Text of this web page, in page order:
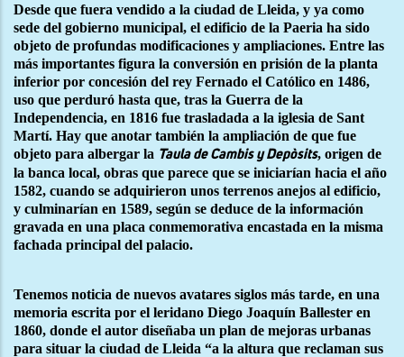
Desde que fuera vendido a la ciudad de Lleida, y ya como
sede del gobierno municipal, el edificio de la Paeria ha sido
objeto de profundas modificaciones y ampliaciones. Entre las
más importantes figura la conversión en prisión de la planta
inferior por concesión del rey Fernado el Católico en 1486,
uso que perduró hasta que, tras la Guerra de la
Independencia, en 1816 fue trasladada a la iglesia de Sant
Martí. Hay que anotar también la ampliación de que fue
objeto para albergar la Taula de Cambis y Depòsits, origen de
la banca local, obras que parece que se iniciarían hacia el año
1582, cuando se adquirieron unos terrenos anejos al edificio,
y culminarían en 1589, según se deduce de la información
gravada en una placa conmemorativa encastada en la misma
fachada principal del palacio.
Tenemos noticia de nuevos avatares siglos más tarde, en una
memoria escrita por el leridano Diego Joaquín Ballester en
1860, donde el autor diseñaba un plan de mejoras urbanas
para situar la ciudad de Lleida “a la altura que reclaman sus